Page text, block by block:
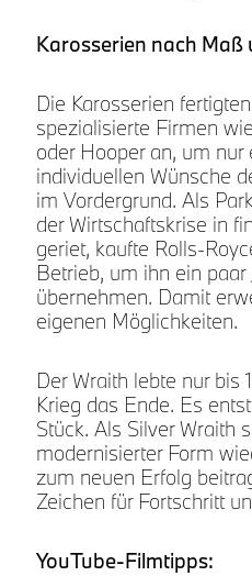
Karosserien nach Maß
Die Karosserien
spezialisierte Firmen
oder Hooper an, um
individuellen Wünsche
im Vordergrund. Als
der Wirtschaftskrise in
geriet, kaufte Rolls-
Betrieb, um ihn ein
übernehmen. Damit
eigenen Möglichkeiten.
Der Wraith lebte nur bis
Krieg das Ende. Es
Stück. Als Silver Wraith
modernisierter Form
zum neuen Erfolg
Zeichen für Fortschritt
YouTube-Filmtipps: